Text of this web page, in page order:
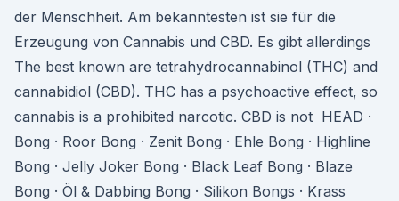
der Menschheit. Am bekanntesten ist sie für die
Erzeugung von Cannabis und CBD. Es gibt allerdings
The best known are tetrahydrocannabinol (THC) and
cannabidiol (CBD). THC has a psychoactive effect, so
cannabis is a prohibited narcotic. CBD is not HEAD ·
Bong · Roor Bong · Zenit Bong · Ehle Bong · Highline
Bong · Jelly Joker Bong · Black Leaf Bong · Blaze
Bong · Öl & Dabbing Bong · Silikon Bongs · Krass